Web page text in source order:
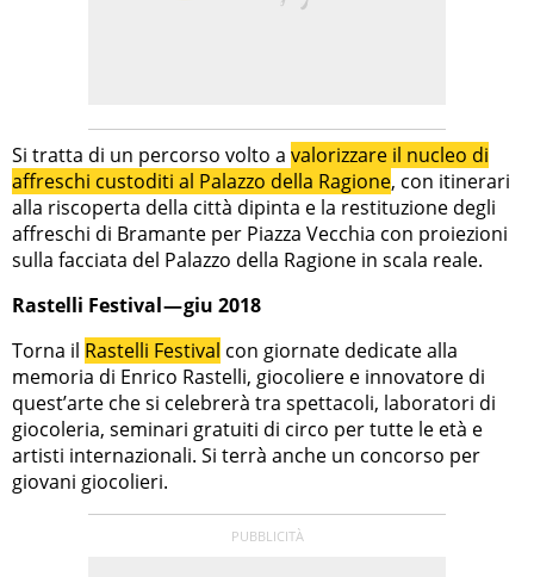
Si tratta di un percorso volto a valorizzare il nucleo di
affreschi custoditi al Palazzo della Ragione, con itinerari
alla riscoperta della città dipinta e la restituzione degli
affreschi di Bramante per Piazza Vecchia con proiezioni
sulla facciata del Palazzo della Ragione in scala reale.
Rastelli Festival — giu 2018
Torna il Rastelli Festival con giornate dedicate alla
memoria di Enrico Rastelli, giocoliere e innovatore di
quest’arte che si celebrerà tra spettacoli, laboratori di
giocoleria, seminari gratuiti di circo per tutte le età e
artisti internazionali. Si terrà anche un concorso per
giovani giocolieri.